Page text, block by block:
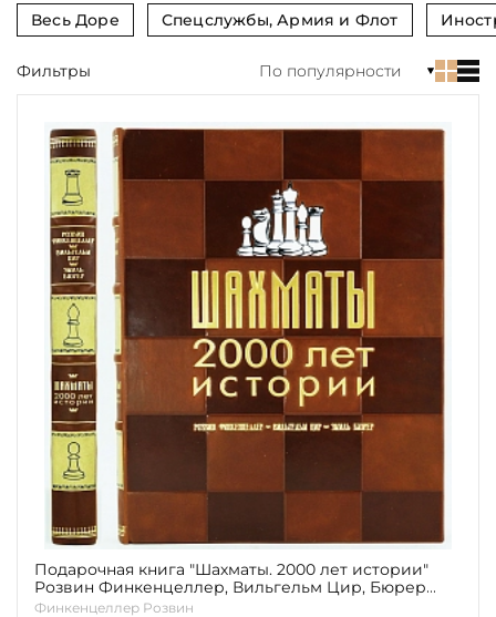
Весь Доре Спецслужбы, Армия и Флот
Обрез
Тиснение
Цвет
Пол и возраст
Кому
Повод
Религия
Теги
Переплёт
Наличие
Фильтры По популярности
Подарочная книга "Шахматы. 2000 лет истории"
Розвин Финкенцеллер, Вильгельм Цир, Бюрер
Эмиль.
Финкенцеллер Розвин